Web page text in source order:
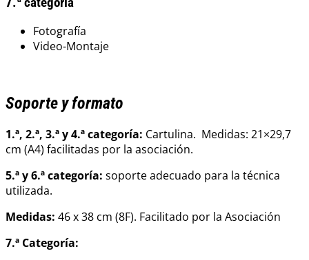
Fotografía
Video-Montaje
Soporte y formato
1.ª, 2.ª, 3.ª y 4.ª categoría: Cartulina. Medidas: 21×29,7
cm (A4) facilitadas por la asociación.
5.ª y 6.ª categoría: soporte adecuado para la técnica
utilizada.
Medidas: 46 x 38 cm (8F). Facilitado por la Asociación
7.ª Categoría: